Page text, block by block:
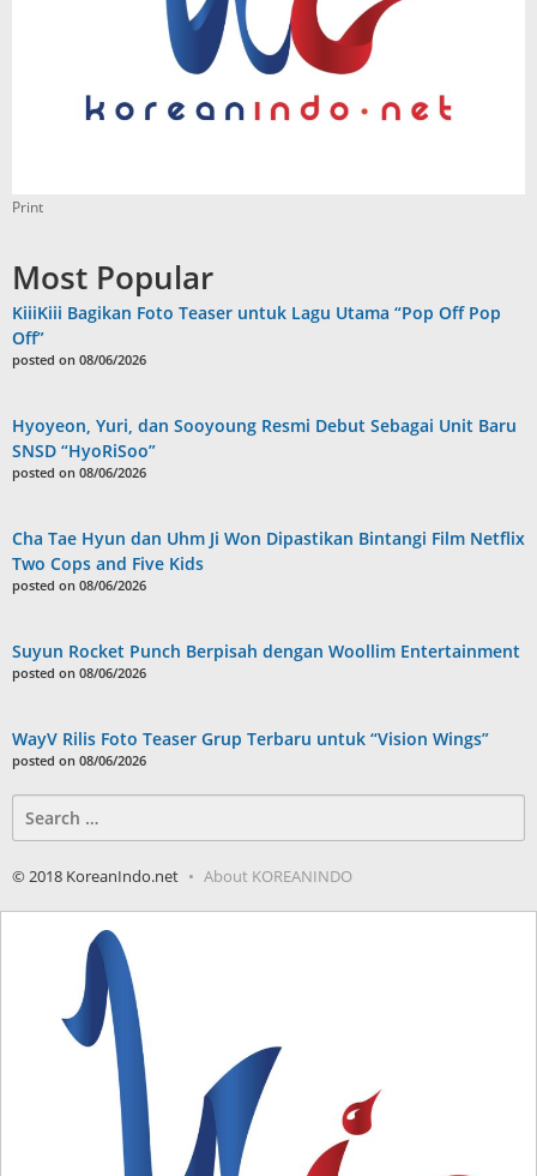
Print
Most Popular
KiiiKiii Bagikan Foto Teaser untuk Lagu Utama “Pop Off Pop
Off”
posted on 08/06/2026
Hyoyeon, Yuri, dan Sooyoung Resmi Debut Sebagai Unit Baru
SNSD “HyoRiSoo”
posted on 08/06/2026
Cha Tae Hyun dan Uhm Ji Won Dipastikan Bintangi Film Netflix
Two Cops and Five Kids
posted on 08/06/2026
Suyun Rocket Punch Berpisah dengan Woollim Entertainment
posted on 08/06/2026
WayV Rilis Foto Teaser Grup Terbaru untuk “Vision Wings”
posted on 08/06/2026
for:
© 2018 KoreanIndo.net About KOREANINDO